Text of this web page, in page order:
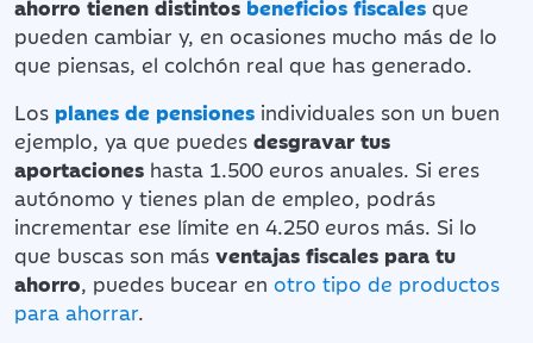
ahorro tienen distintos beneficios fiscales que
pueden cambiar y, en ocasiones mucho más de lo
que piensas, el colchón real que has generado.
Los planes de pensiones individuales son un buen
ejemplo, ya que puedes desgravar tus
aportaciones hasta 1.500 euros anuales. Si eres
autónomo y tienes plan de empleo, podrás
incrementar ese límite en 4.250 euros más. Si lo
que buscas son más ventajas fiscales para tu
ahorro, puedes bucear en otro tipo de productos
para ahorrar.